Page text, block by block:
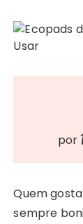
por
Quem
sempre